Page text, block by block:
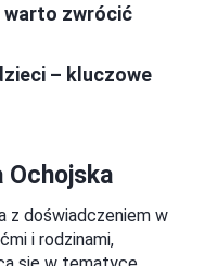
warto zwrócić
– kluczowe
Ochojska
z doświadczeniem w
i rodzinami,